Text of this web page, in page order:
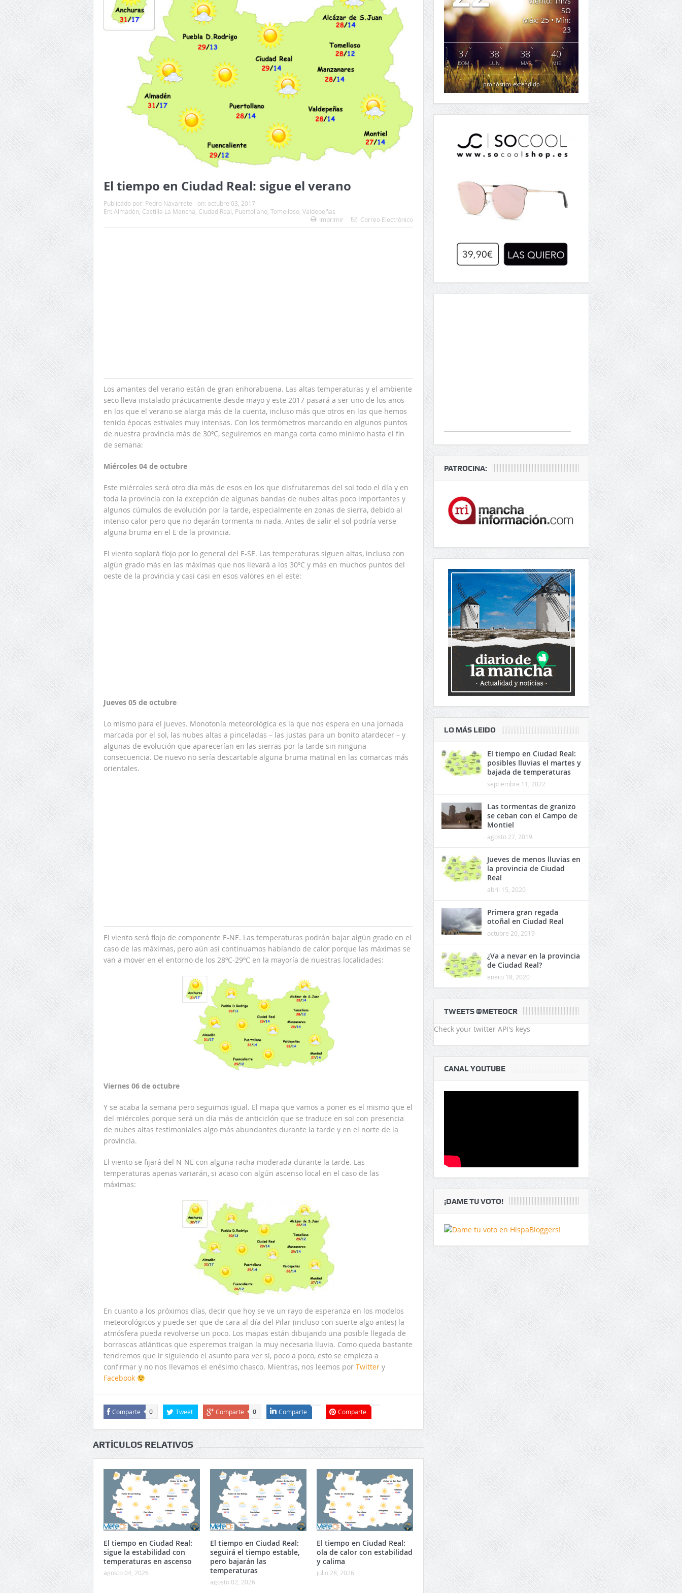
El tiempo en Ciudad Real: sigue el verano
Publicado por: Pedro Navarrete on: octubre 03, 2017
En: Almadén Castilla La Mancha Ciudad Real Puertollano Tomelloso Valdepeñas
Imprimir
Correo Electrónico
Los amantes del verano están de gran enhorabuena. Las altas temperaturas y el ambiente
seco lleva instalado prácticamente desde mayo y este 2017 pasará a ser uno de los años
en los que el verano se alarga más de la cuenta, incluso más que otros en los que hemos
tenido épocas estivales muy intensas. Con los termómetros marcando en algunos puntos
de nuestra provincia más de 30ºC, seguiremos en manga corta como mínimo hasta el fin
de semana:
Miércoles 04 de octubre
Este miércoles será otro día más de esos en los que disfrutaremos del sol todo el día y en
toda la provincia con la excepción de algunas bandas de nubes altas poco importantes y
algunos cúmulos de evolución por la tarde, especialmente en zonas de sierra, debido al
intenso calor pero que no dejarán tormenta ni nada. Antes de salir el sol podría verse
alguna bruma en el E de la provincia.
El viento soplará flojo por lo general del E-SE. Las temperaturas siguen altas, incluso con
algún grado más en las máximas que nos llevará a los 30ºC y más en muchos puntos del
oeste de la provincia y casi casi en esos valores en el este:
Jueves 05 de octubre
Lo mismo para el jueves. Monotonía meteorológica es la que nos espera en una jornada
marcada por el sol, las nubes altas a pinceladas – las justas para un bonito atardecer – y
algunas de evolución que aparecerían en las sierras por la tarde sin ninguna
consecuencia. De nuevo no sería descartable alguna bruma matinal en las comarcas más
orientales.
El viento será flojo de componente E-NE. Las temperaturas podrán bajar algún grado en el
caso de las máximas, pero aún así continuamos hablando de calor porque las máximas se
van a mover en el entorno de los 28ºC-29ºC en la mayoría de nuestras localidades:
Viernes 06 de octubre
Y se acaba la semana pero seguimos igual. El mapa que vamos a poner es el mismo que el
del miércoles porque será un día más de anticiclón que se traduce en sol con presencia
de nubes altas testimoniales algo más abundantes durante la tarde y en el norte de la
provincia.
El viento se fijará del N-NE con alguna racha moderada durante la tarde. Las
temperaturas apenas variarán, si acaso con algún ascenso local en el caso de las
máximas:
En cuanto a los próximos días, decir que hoy se ve un rayo de esperanza en los modelos
meteorológicos y puede ser que de cara al día del Pilar (incluso con suerte algo antes) la
atmósfera pueda revolverse un poco. Los mapas están dibujando una posible llegada de
borrascas atlánticas que esperemos traigan la muy necesaria lluvia. Como queda bastante
tendremos que ir siguiendo el asunto para ver si, poco a poco, esto se empieza a
confirmar y no nos llevamos el enésimo chasco. Mientras, nos leemos por Twitter y
Facebook
Comparte 0 Tweet Comparte 0 Comparte Comparte
ARTÍCULOS RELATIVOS
El tiempo en Ciudad Real:
sigue la estabilidad con
temperaturas en ascenso
agosto 04, 2026
El tiempo en Ciudad Real:
seguirá el tiempo estable,
pero bajarán las
temperaturas
agosto 02, 2026
El tiempo en Ciudad Real:
ola de calor con estabilidad
y calima
julio 28, 2026
SO
Máx: 25 • Mín:
23
37°
DOM
38°
LUN
38°
MAR
40°
MIE
pronóstico extendido
PATROCINA:
LO MÁS LEIDO
El tiempo en Ciudad Real:
posibles lluvias el martes y
bajada de temperaturas
septiembre 11, 2022
Las tormentas de granizo
se ceban con el Campo de
Montiel
agosto 27, 2019
Jueves de menos lluvias en
la provincia de Ciudad
Real
abril 15, 2020
Primera gran regada
otoñal en Ciudad Real
octubre 20, 2019
¿Va a nevar en la provincia
de Ciudad Real?
enero 18, 2020
TWEETS @METEOCR
Check your twitter API's keys
CANAL YOUTUBE
¡DAME TU VOTO!